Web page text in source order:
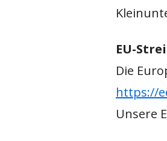
EU-
Die
https://
Unsere